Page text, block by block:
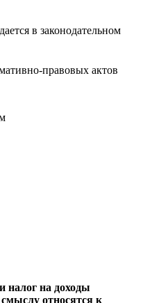
в законодательном
правовых актов
налог на доходы
относятся к